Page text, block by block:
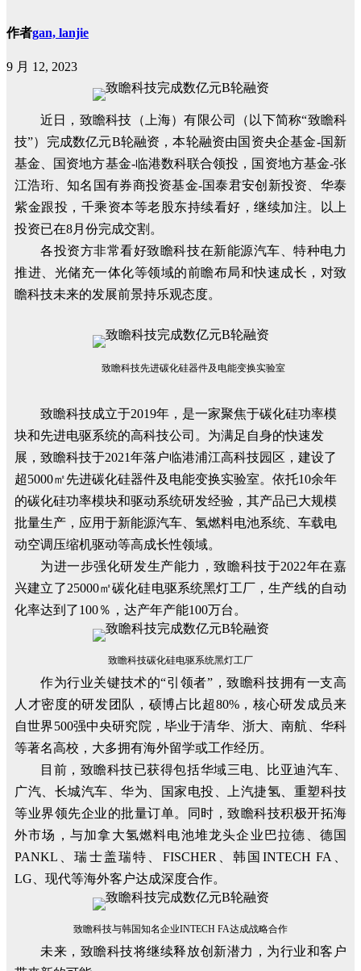
作者gan, lanjie
9 月 12, 2023
近日，致瞻科技（上海）有限公司（以下简称“致瞻科
技”）完成数亿元B轮融资，本轮融资由国资央企基金-国新
基金、国资地方基金-临港数科联合领投，国资地方基金-张
江浩珩、知名国有券商投资基金-国泰君安创新投资、华泰
紫金跟投，千乘资本等老股东持续看好，继续加注。
以上
投资已在8月份完成交割。
各投资方非常看好致瞻科技在新能源汽车、特种电力
推进、光储充一体化等领域的前瞻布局和快速成长，对致
瞻科技未来的发展前景持乐观态度。
致瞻科技先进碳化硅器件及电能变换实验室
致瞻科技成立于2019年，是一家聚焦于碳化硅功率模
块和先进电驱系统的高科技公司。为满足自身的快速发
展，致瞻科技于2021年落户临港浦江高科技园区，建设了
超5000㎡先进碳化硅器件及电能变换实验室。依托10余年
的碳化硅功率模块和驱动系统研发经验，其产品已大规模
批量生产，应用于新能源汽车、氢燃料电池系统、车载电
动空调压缩机驱动等高成长性领域。
为进一步强化研发生产能力，致瞻科技于2022年在嘉
兴建立了25000㎡碳化硅电驱系统黑灯工厂，生产线的自动
化率达到了100％，达产年产能100万台。
致瞻科技碳化硅电驱系统黑灯工厂
作为行业关键技术的“引领者”，致瞻科技拥有一支高
人才密度的研发团队，硕博占比超80%，核心研发成员来
自世界500强中央研究院，毕业于清华、浙大、南航、华科
等著名高校，大多拥有海外留学或工作经历。
目前，致瞻科技已获得包括华域三电、比亚迪汽车、
广汽、长城汽车、华为、国家电投、上汽捷氢、重塑科技
等业界领先企业的批量订单。同时，致瞻科技积极开拓海
外市场，与加拿大氢燃料电池堆龙头企业巴拉德、德国
PANKL、瑞士盖瑞特、FISCHER、韩国 INTECH FA、
LG、现代等海外客户达成深度合作。
致瞻科技与韩国知名企业INTECH FA达成战略合作
未来，致瞻科技将继续释放创新潜力，为行业和客户